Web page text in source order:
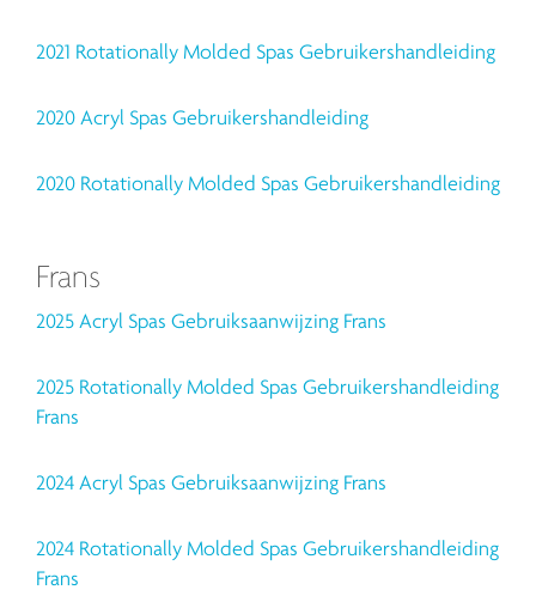
2021 Rotationally Molded Spas Gebruikershandleiding
2020 Acryl Spas Gebruikershandleiding
2020 Rotationally Molded Spas Gebruikershandleiding
Frans
2025 Acryl Spas Gebruiksaanwijzing Frans
2025 Rotationally Molded Spas Gebruikershandleiding
Frans
2024 Acryl Spas Gebruiksaanwijzing Frans
2024 Rotationally Molded Spas Gebruikershandleiding
Frans